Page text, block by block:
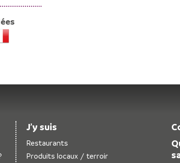
J’y suis
Restaurants
Produits locaux / terroir